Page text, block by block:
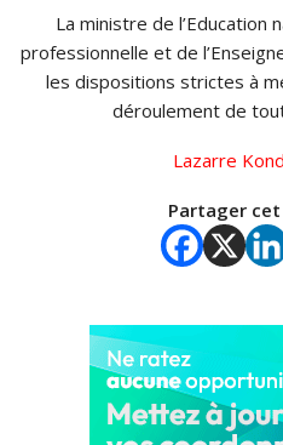
La ministre de l’Education
professionnelle et de
les dispositions strictes à
déroulement de
Lazarre
Partager